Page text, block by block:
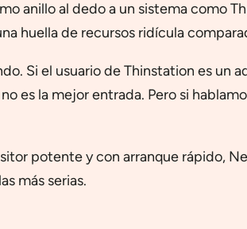
anillo al dedo a un sistema como
huella de recursos ridícula
Si el usuario de Thinstation es un
es la mejor entrada. Pero si
potente y con arranque rápido,
más serias.